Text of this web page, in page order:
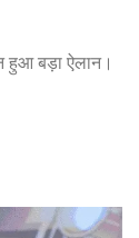
हुआ बड़ा ऐलान।